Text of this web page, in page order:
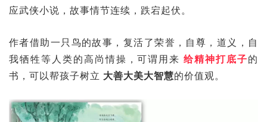
应武侠小说，故事情节连续，跌宕起伏。
作者借助一只鸟的故事，复活了荣誉，自尊，道义，自
我牺牲等人类的高尚情操，可谓用来给精神打底子的
书，可以帮孩子树立 大善大美大智慧的价值观。